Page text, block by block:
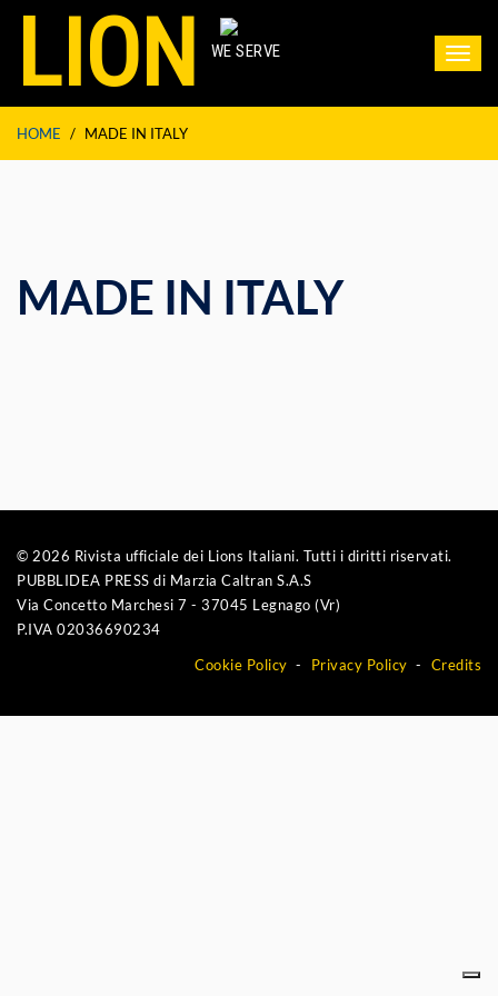
LION WE SERVE
HOME / MADE IN ITALY
MADE IN ITALY
© 2026 Rivista ufficiale dei Lions Italiani. Tutti i diritti riservati.
PUBBLIDEA PRESS di Marzia Caltran S.A.S
Via Concetto Marchesi 7 - 37045 Legnago (Vr)
P.IVA 02036690234
Cookie Policy
Privacy Policy Credits